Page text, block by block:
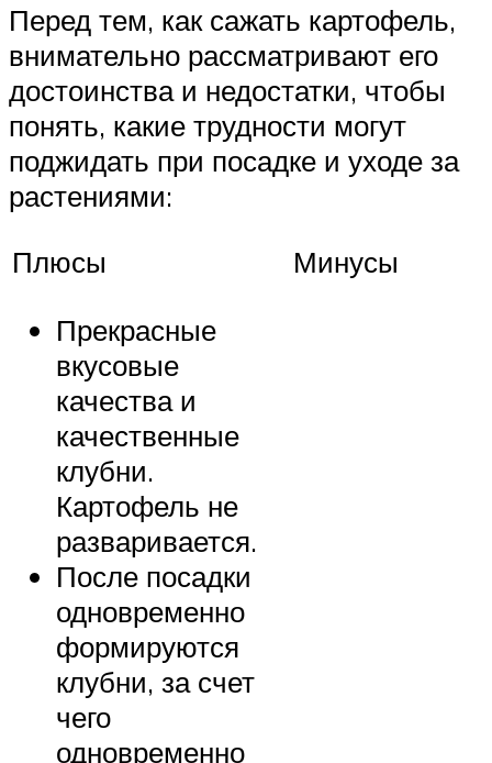
Перед тем, как сажать картофель,
внимательно рассматривают его
достоинства и недостатки, чтобы
понять, какие трудности могут
поджидать при посадке и уходе за
растениями:
Плюсы
Минусы
Прекрасные
вкусовые
качества и
качественные
клубни.
Картофель не
разваривается.
После посадки
одновременно
формируются
клубни, за счет
чего
одновременно